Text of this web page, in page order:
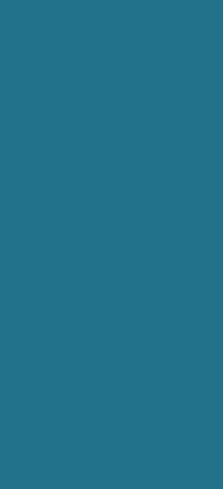
vale pela crença
pré-
regiões
moeda própria
se exigindo que
mesmo ocorreu,
no condado que
bancos locais.
circulação interna,
olhar para dentro,
ou a seus
em Randall Wray,